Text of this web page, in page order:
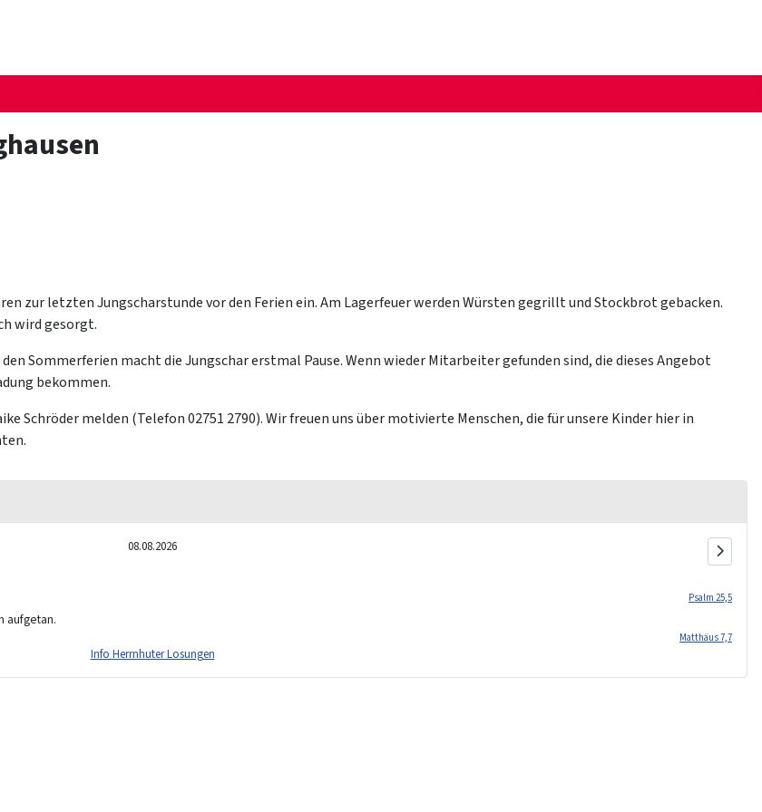
zur letzten Jungscharstunde vor den Ferien ein. Am Lagerfeuer werden Würsten gegrillt und Stockbrot gebacken.
wird gesorgt.
Sommerferien macht die Jungschar erstmal Pause. Wenn wieder Mitarbeiter gefunden sind, die dieses Angebot
bekommen.
Schröder melden (Telefon 02751 2790). Wir freuen uns über motivierte Menschen, die für unsere Kinder hier in
08.08.2026
Psalm 25,5
aufgetan.
Matthäus 7,7
Info Herrnhuter Losungen